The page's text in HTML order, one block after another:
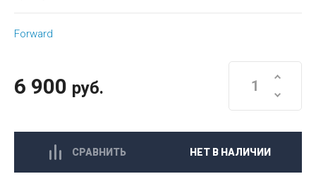
Forward
6 900 руб.
СРАВНИТЬ НЕТ В НАЛИЧИИ